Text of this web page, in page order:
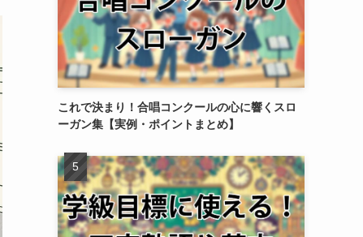
これで決まり！合唱コンクールの心に響くスロ
ーガン集【実例・ポイントまとめ】